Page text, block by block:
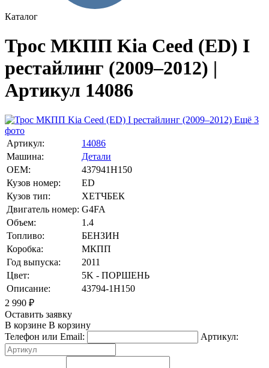
Каталог
Трос МКПП Kia Ceed (ED) I
рестайлинг (2009–2012) |
Артикул 14086
Ещё 3
фото
Артикул:
14086
Машина:
Детали
OEM:
437941H150
Кузов номер:
ED
Кузов тип:
ХЕТЧБЕК
Двигатель номер: G4FA
Объем:
1.4
Топливо:
БЕНЗИН
Коробка:
МКПП
Год выпуска:
2011
Цвет:
5K - ПОРШЕНЬ
Описание:
43794-1H150
2 990 ₽
Оставить заявку
В корзине В корзину
Телефон или Email:
Артикул: